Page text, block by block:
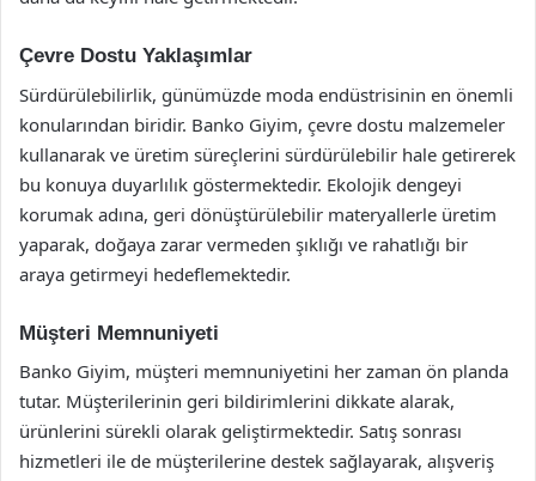
Çevre Dostu Yaklaşımlar
Sürdürülebilirlik, günümüzde moda endüstrisinin en önemli
konularından biridir. Banko Giyim, çevre dostu malzemeler
kullanarak ve üretim süreçlerini sürdürülebilir hale getirerek
bu konuya duyarlılık göstermektedir. Ekolojik dengeyi
korumak adına, geri dönüştürülebilir materyallerle üretim
yaparak, doğaya zarar vermeden şıklığı ve rahatlığı bir
araya getirmeyi hedeflemektedir.
Müşteri Memnuniyeti
Banko Giyim, müşteri memnuniyetini her zaman ön planda
tutar. Müşterilerinin geri bildirimlerini dikkate alarak,
ürünlerini sürekli olarak geliştirmektedir. Satış sonrası
hizmetleri ile de müşterilerine destek sağlayarak, alışveriş